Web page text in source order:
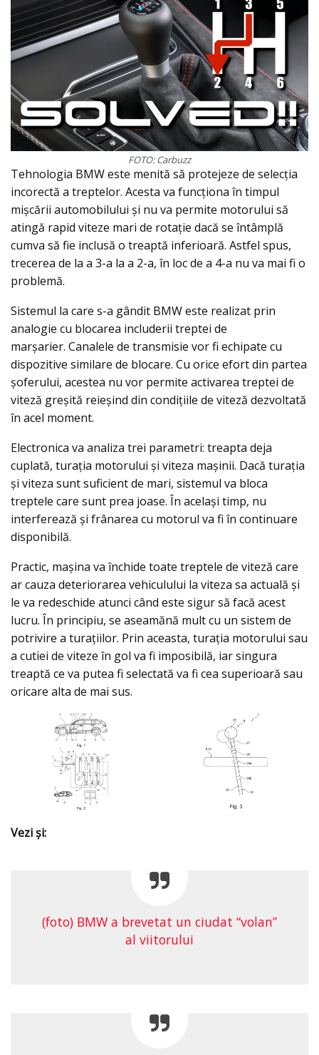
FOTO: Carbuzz
Tehnologia BMW este menită să protejeze de selecția
incorectă a treptelor. Acesta va funcționa în timpul
mişcării automobilului și nu va permite motorului să
atingă rapid viteze mari de rotaţie dacă se întâmplă
cumva să fie inclusă o treaptă inferioară. Astfel spus,
trecerea de la a 3-a la a 2-a, în loc de a 4-a nu va mai fi o
problemă.
Sistemul la care s-a gândit BMW este realizat prin
analogie cu blocarea includerii treptei de
marșarier. Canalele de transmisie vor fi echipate cu
dispozitive similare de blocare. Cu orice efort din partea
șoferului, acestea nu vor permite activarea treptei de
viteză greșită reieşind din condiţiile de viteză dezvoltată
în acel moment.
Electronica va analiza trei parametri: treapta deja
cuplată, turația motorului și viteza mașinii. Dacă turaţia
şi viteza sunt suficient de mari, sistemul va bloca
treptele care sunt prea joase. În același timp, nu
interferează şi frânarea cu motorul va fi în continuare
disponibilă.
Practic, mașina va închide toate treptele de viteză care
ar cauza deteriorarea vehiculului la viteza sa actuală și
le va redeschide atunci când este sigur să facă acest
lucru. În principiu, se aseamănă mult cu un sistem de
potrivire a turațiilor. Prin aceasta, turaţia motorului sau
a cutiei de viteze în gol va fi imposibilă, iar singura
treaptă ce va putea fi selectată va fi cea superioară sau
oricare alta de mai sus.
Vezi şi:
(foto) BMW a brevetat un ciudat “volan”
al viitorului